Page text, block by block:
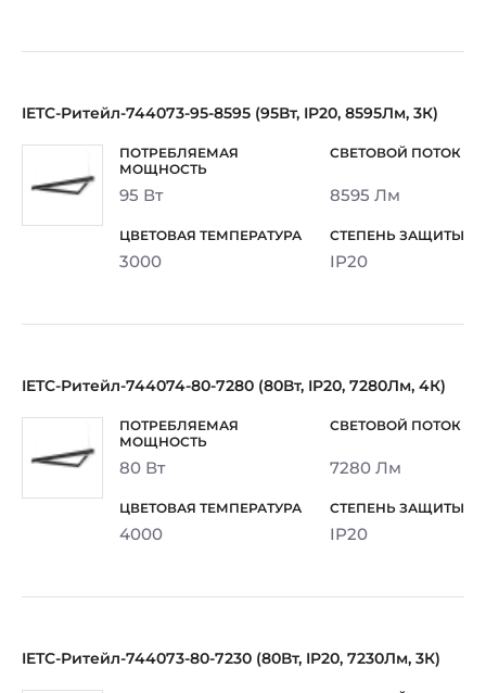
IETC-Ритейл-744073-95-8595 (95Вт, IP20, 8595Лм, 3К)
95 Вт 8595 Лм
3000 IP20
IETC-Ритейл-744074-80-7280 (80Вт, IP20, 7280Лм, 4К)
80 Вт 7280 Лм
4000 IP20
IETC-Ритейл-744073-80-7230 (80Вт, IP20, 7230Лм, 3К)